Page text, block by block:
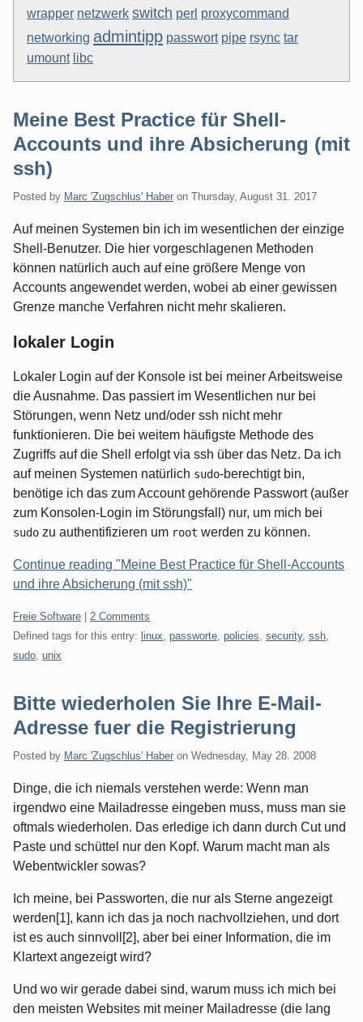
wrapper netzwerk switch perl proxycommand
networking admintipp passwort pipe rsync tar
umount libc
Meine Best Practice für Shell-
Accounts und ihre Absicherung (mit
ssh)
Posted by Marc 'Zugschlus' Haber on Thursday, August 31. 2017
Auf meinen Systemen bin ich im wesentlichen der einzige
Shell-Benutzer. Die hier vorgeschlagenen Methoden
können natürlich auch auf eine größere Menge von
Accounts angewendet werden, wobei ab einer gewissen
Grenze manche Verfahren nicht mehr skalieren.
lokaler Login
Lokaler Login auf der Konsole ist bei meiner Arbeitsweise
die Ausnahme. Das passiert im Wesentlichen nur bei
Störungen, wenn Netz und/oder ssh nicht mehr
funktionieren. Die bei weitem häufigste Methode des
Zugriffs auf die Shell erfolgt via ssh über das Netz. Da ich
auf meinen Systemen natürlich sudo-berechtigt bin,
benötige ich das zum Account gehörende Passwort (außer
zum Konsolen-Login im Störungsfall) nur, um mich bei
sudo zu authentifizieren um root werden zu können.
Continue reading "Meine Best Practice für Shell-Accounts
und ihre Absicherung (mit ssh)"
Categories:
Freie Software
2 Comments
Defined tags for this entry: linux passworte policies security, ssh
sudo unix
Bitte wiederholen Sie Ihre E-Mail-
Adresse fuer die Registrierung
Posted by Marc 'Zugschlus' Haber on Wednesday, May 28. 2008
Dinge, die ich niemals verstehen werde: Wenn man
irgendwo eine Mailadresse eingeben muss, muss man sie
oftmals wiederholen. Das erledige ich dann durch Cut und
Paste und schüttel nur den Kopf. Warum macht man als
Webentwickler sowas?
Ich meine, bei Passworten, die nur als Sterne angezeigt
werden[1], kann ich das ja noch nachvollziehen, und dort
ist es auch sinnvoll[2], aber bei einer Information, die im
Klartext angezeigt wird?
Und wo wir gerade dabei sind, warum muss ich mich bei
den meisten Websites mit meiner Mailadresse (die lang